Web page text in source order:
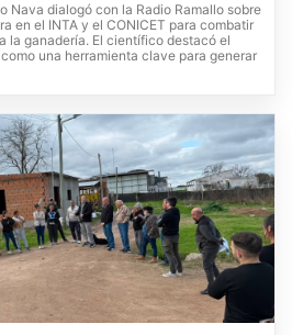
Nava dialogó con la Radio Ramallo sobre
en el INTA y el CONICET para combatir
la ganadería. El científico destacó el
una herramienta clave para generar